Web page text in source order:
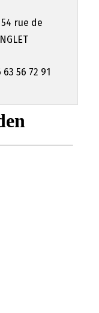
rue de
63 56 72 91